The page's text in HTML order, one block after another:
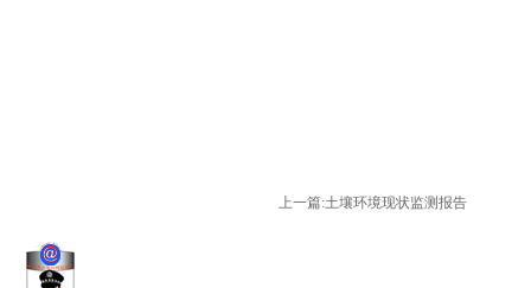
上一篇:土壤环境现状监测报告